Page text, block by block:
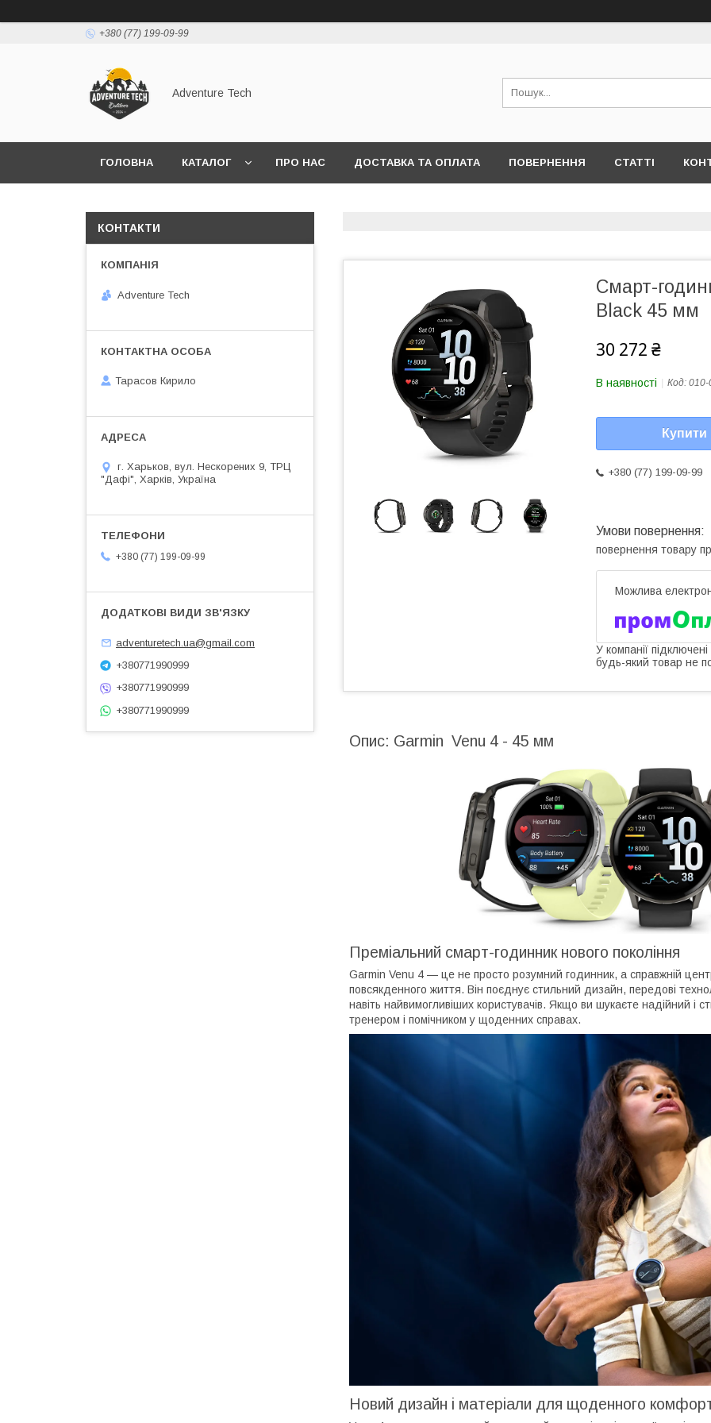
+380 (77) 199-09-99
Adventure Tech
ГОЛОВНА КАТАЛОГ ПРО НАС ДОСТАВКА ТА ОПЛАТА ПОВЕРНЕННЯ СТАТТІ
Смарт-
Black 45 мм
30 272 ₴
В наявності Код: 010-
Купити
+380 (77) 199-09-99
повернення товару
У компанії
будь-який товар не
Опис: Garmin Venu 4 - 45 мм
Преміальний смарт-годинник нового покоління
Garmin Venu 4 — це не просто розумний годинник, а справжній
повсякденного життя. Він поєднує стильний дизайн, передові
навіть найвимогливіших користувачів. Якщо ви шукаєте надійний
тренером і помічником у щоденних справах.
Новий дизайн і матеріали для щоденного
КОНТАКТИ
Adventure Tech
Тарасов Кирило
г. Харьков, вул. Нескорених 9, ТРЦ
"Дафі", Харків, Україна
+380 (77) 199-09-99
adventuretech.ua@gmail.com
+380771990999
+380771990999
+380771990999